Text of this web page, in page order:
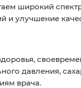
широкий
улучшение
давления,
врача.